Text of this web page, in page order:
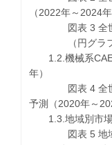
（2022年～2024年
図表 3 全世界
（円グラフ、
1.2.機械系CAE
年）
図表 4 全世界
予測（2020年～
1.3.地域別市場
図表 5 地域別